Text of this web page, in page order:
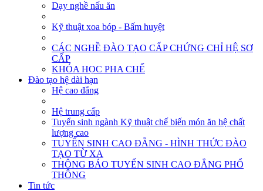
Dạy nghề nấu ăn
Kỹ thuật xoa bóp - Bấm huyệt
CÁC NGHỀ ĐÀO TẠO CẤP CHỨNG CHỈ HỆ SƠ
CẤP
KHÓA HỌC PHA CHẾ
Đào tạo hệ dài hạn
Hệ cao đẳng
Hệ trung cấp
Tuyển sinh ngành Kỹ thuật chế biến món ăn hệ chất
lượng cao
TUYỂN SINH CAO ĐẲNG - HÌNH THỨC ĐÀO
TẠO TỪ XA
THÔNG BÁO TUYỂN SINH CAO ĐẲNG PHỔ
THÔNG
Tin tức